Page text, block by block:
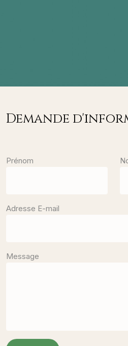
Demande
Prénom
Adresse E-mail
Message